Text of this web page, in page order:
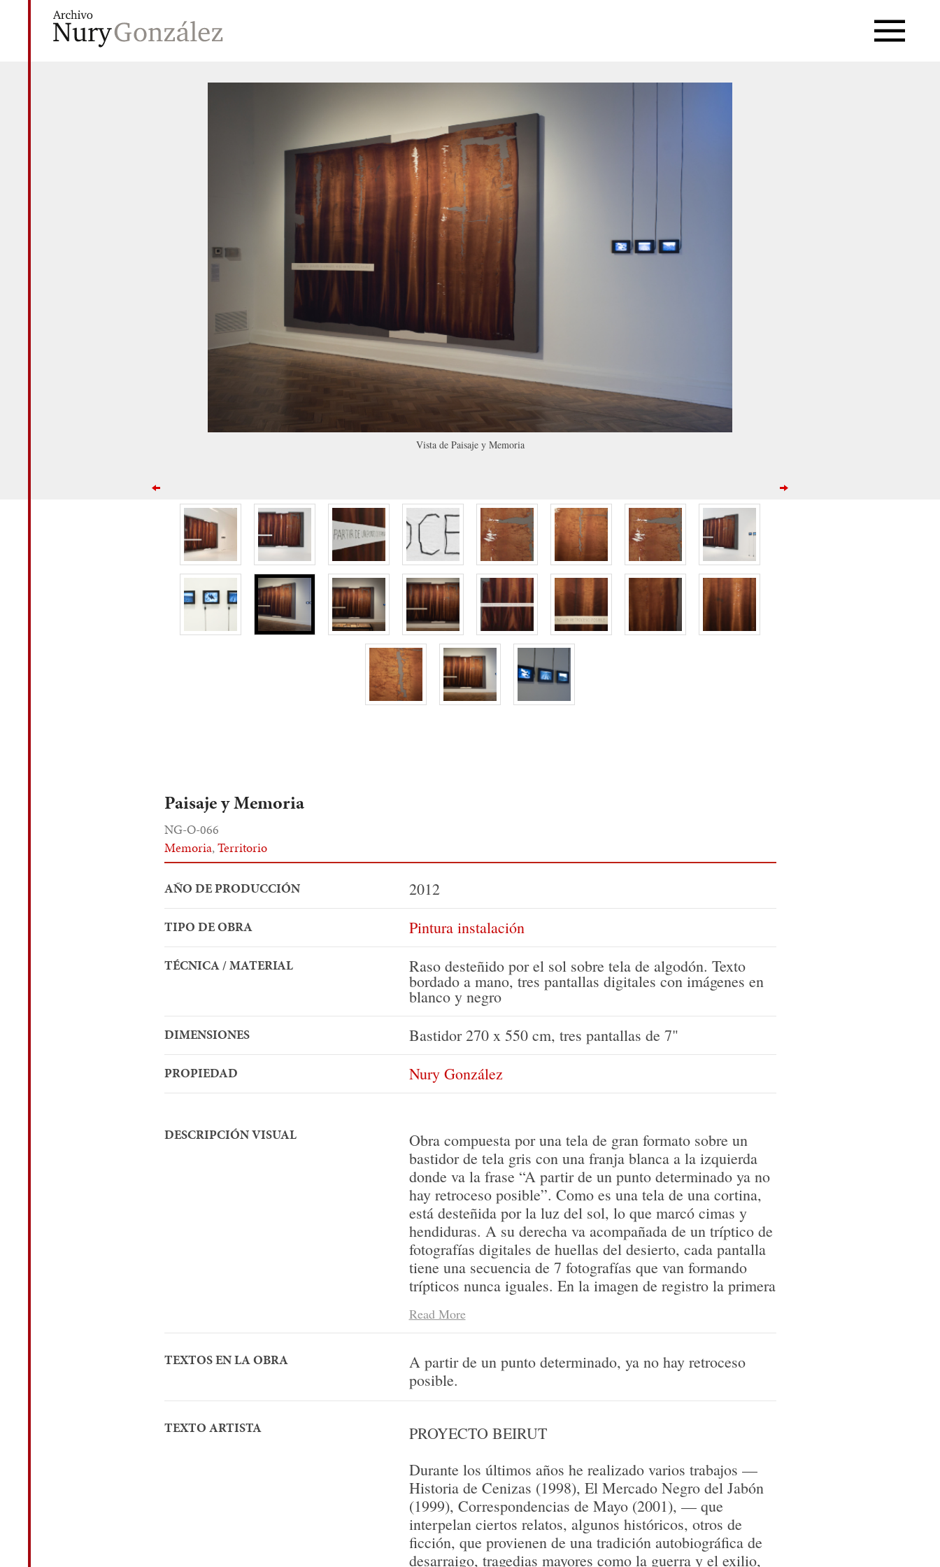
Vista de Paisaje y Memoria
Paisaje y Memoria
NG-O-066
Memoria,Territorio
AÑO DE PRODUCCIÓN 2012
TIPO DE OBRA Pintura instalación
TÉCNICA / MATERIAL Raso desteñido por el sol sobre tela de algodón. Texto
bordado a mano, tres pantallas digitales con imágenes en
blanco y negro
DIMENSIONES Bastidor 270 x 550 cm, tres pantallas de 7"
PROPIEDAD Nury González
DESCRIPCIÓN VISUAL
Obra compuesta por una tela de gran formato sobre un
bastidor de tela gris con una franja blanca a la izquierda
donde va la frase “A partir de un punto determinado ya no
hay retroceso posible”. Como es una tela de una cortina,
está desteñida por la luz del sol, lo que marcó cimas y
hendiduras. A su derecha va acompañada de un tríptico de
fotografías digitales de huellas del desierto, cada pantalla
tiene una secuencia de 7 fotografías que van formando
trípticos nunca iguales. En la imagen de registro la primera
medio muestra ropa encontrada en la caminata
arqueológica y en la izquierda aparece una botella de
vidrio rota.
Read More
TEXTOS EN LA OBRA
A partir de un punto determinado, ya no hay retroceso
posible.
TEXTO ARTISTA
PROYECTO BEIRUT
Durante los últimos años he realizado varios trabajos —
Historia de Cenizas (1998), El Mercado Negro del Jabón
(1999), Correspondencias de Mayo (2001), — que
interpelan ciertos relatos, algunos históricos, otros de
ficción, que provienen de una tradición autobiográfica de
desarraigo, tragedias mayores como la guerra y el exilio,